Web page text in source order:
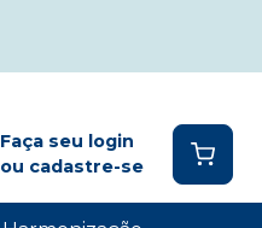
Faça seu login
ou cadastre-se